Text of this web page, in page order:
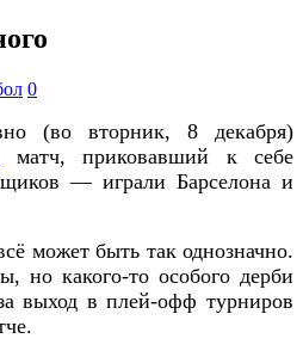
0
(во вторник, 8 декабря)
матч, приковавший к себе
— играли Барселона и
может быть так однозначно.
но какого-то особого дерби
выход в плей-офф турниров